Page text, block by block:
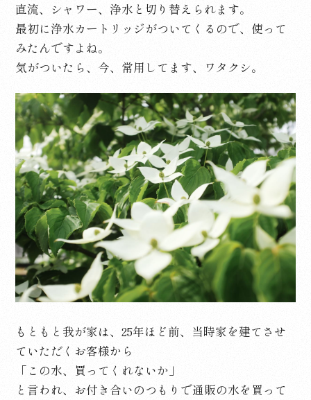
直流、シャワー、浄水と切り替えられます。
最初に浄水カートリッジがついてくるので、使って
みたんですよね。
気がついたら、今、常用してます、ワタクシ。
もともと我が家は、25年ほど前、当時家を建てさせ
ていただくお客様から
「この水、買ってくれないか」
と言われ、お付き合いのつもりで通販の水を買って